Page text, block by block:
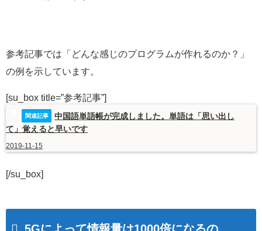
参考記事では「どんな感じのプログラムが作れるのか？」
の例を示しています。
[su_box title=”参考記事”]
中国語単語帳が完成しました。単語は「思い出し
て」覚えると早いです
2019-11-15
[/su_box]